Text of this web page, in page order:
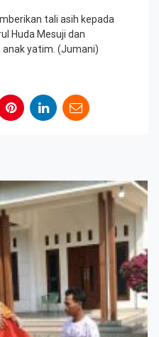
tali asih kepada
Huda Mesuji dan
yatim. (Jumani)